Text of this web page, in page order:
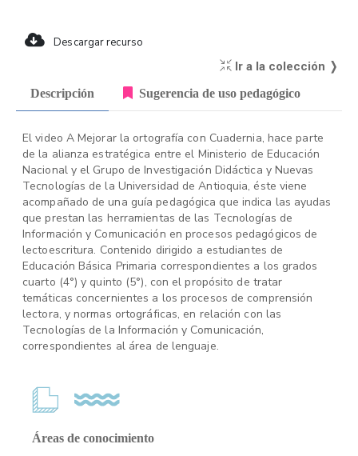
Descargar recurso
Ir a la colección ❭
Descripción Sugerencia de uso pedagógico
El video A Mejorar la ortografía con Cuadernia, hace parte
de la alianza estratégica entre el Ministerio de Educación
Nacional y el Grupo de Investigación Didáctica y Nuevas
Tecnologías de la Universidad de Antioquia, éste viene
acompañado de una guía pedagógica que indica las ayudas
que prestan las herramientas de las Tecnologías de
Información y Comunicación en procesos pedagógicos de
lectoescritura. Contenido dirigido a estudiantes de
Educación Básica Primaria correspondientes a los grados
cuarto (4°) y quinto (5°), con el propósito de tratar
temáticas concernientes a los procesos de comprensión
lectora, y normas ortográficas, en relación con las
Tecnologías de la Información y Comunicación,
correspondientes al área de lenguaje.
Áreas de conocimiento